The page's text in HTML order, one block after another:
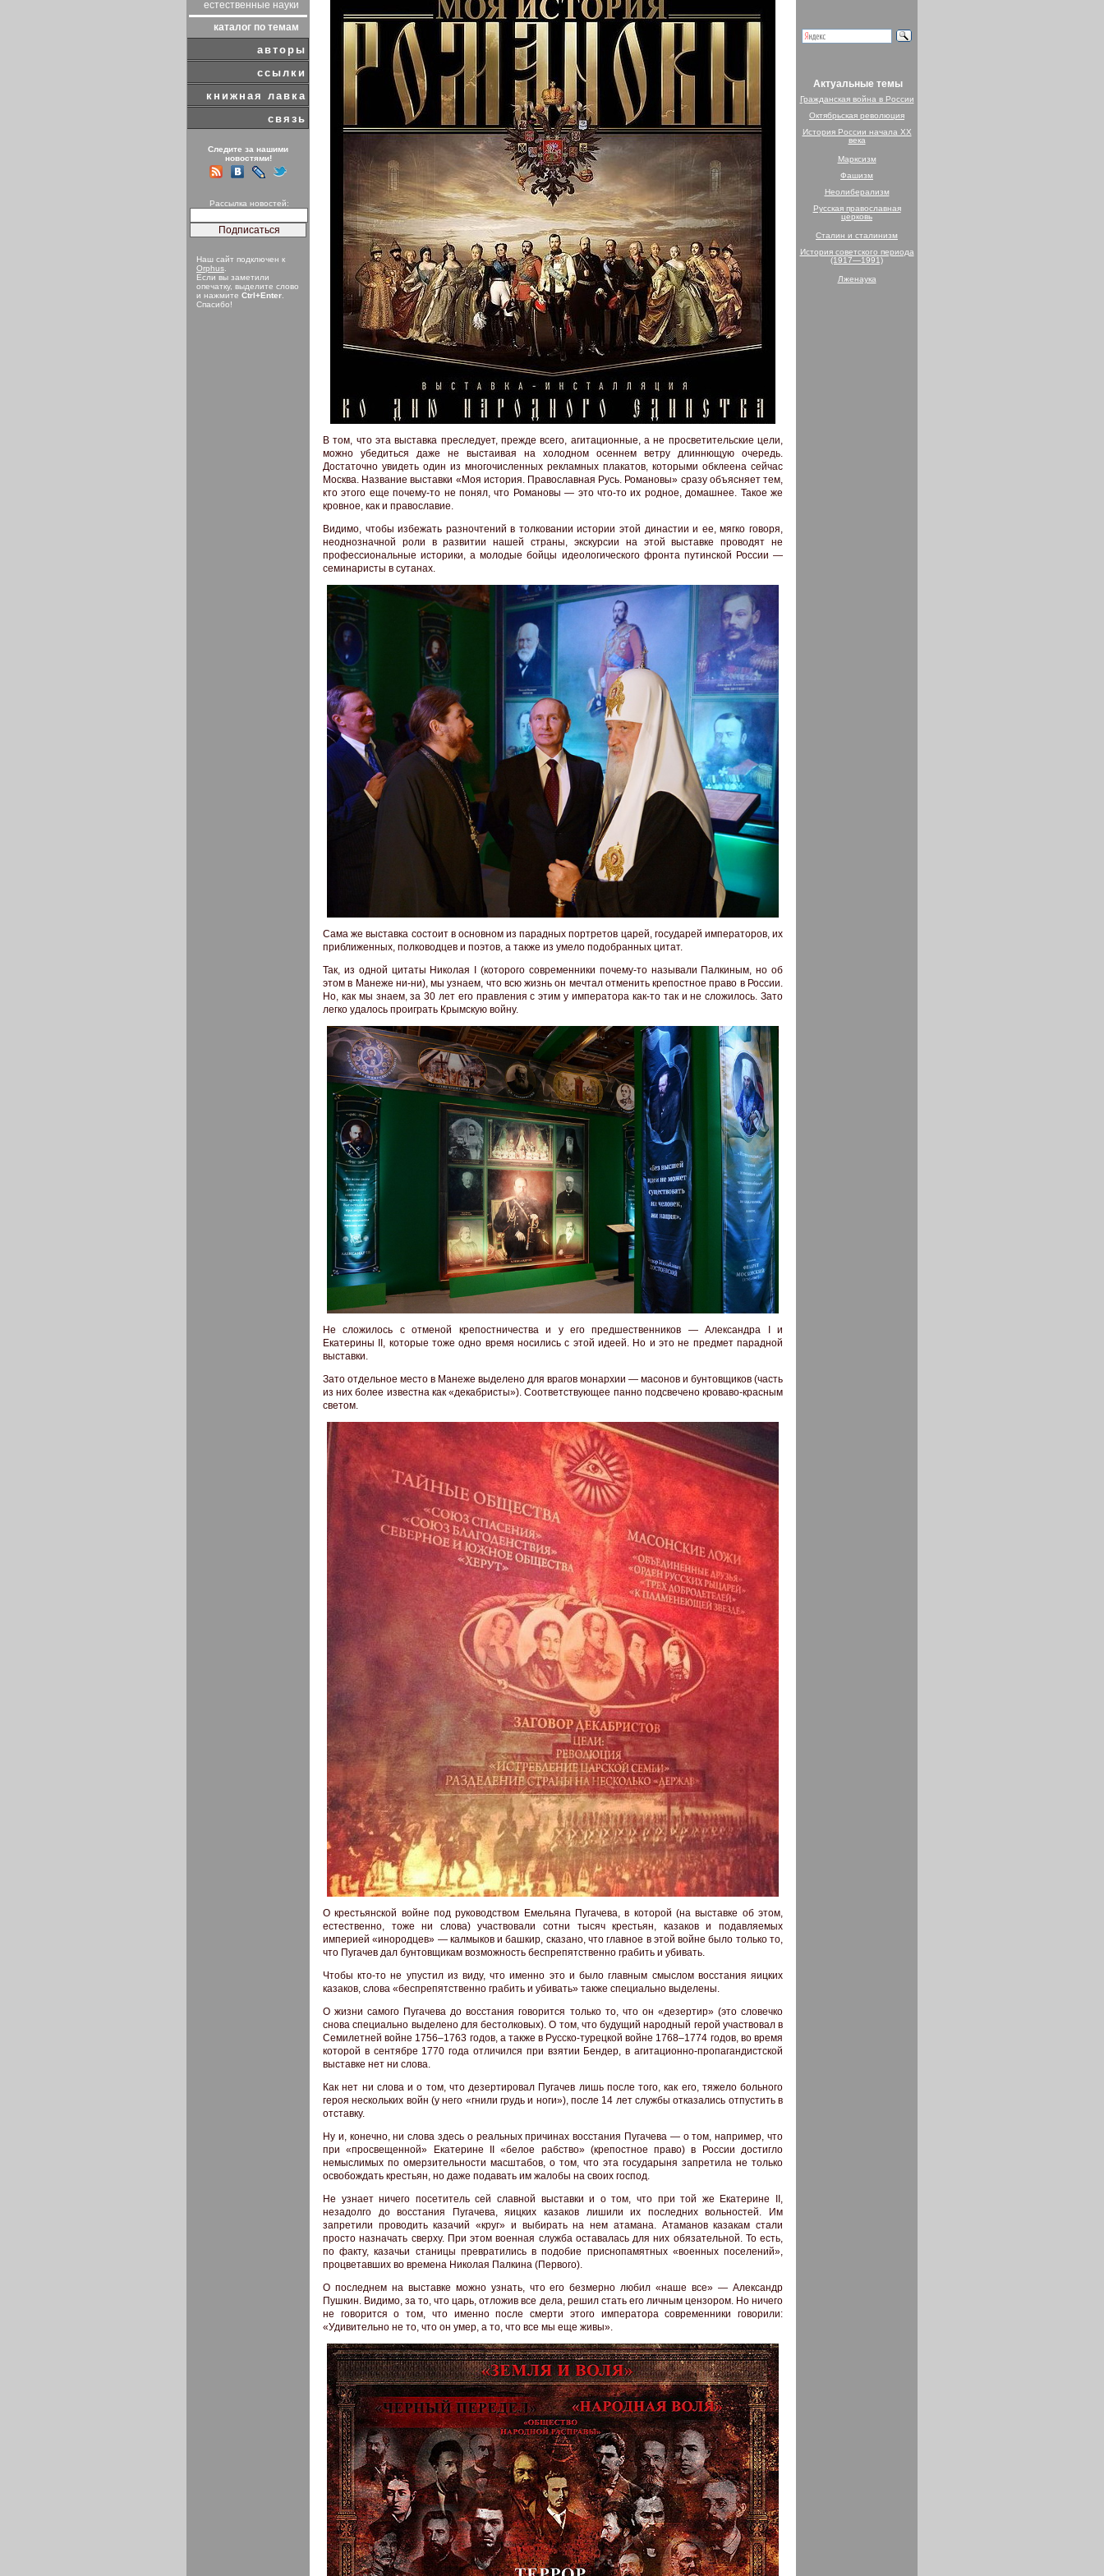
естественные науки
каталог по темам
авторы
ссылки
книжная лавка
связь
Следите за нашими
новостями!
Рассылка новостей:
Наш сайт подключен к
Orphus
Если вы заметили
опечатку, выделите слово
и нажмите Ctrl+Enter
Спасибо!
В том, что эта выставка преследует, прежде всего, агитационные, а не просветительские цели,
можно убедиться даже не выстаивая на холодном осеннем ветру длиннющую очередь.
Достаточно увидеть один из многочисленных рекламных плакатов, которыми обклеена сейчас
Москва. Название выставки «Моя история. Православная Русь. Романовы» сразу объясняет тем,
кто этого еще почему-то не понял, что Романовы — это что-то их родное, домашнее. Такое же
кровное, как и православие.
Видимо, чтобы избежать разночтений в толковании истории этой династии и ее, мягко говоря,
неоднозначной роли в развитии нашей страны, экскурсии на этой выставке проводят не
профессиональные историки, а молодые бойцы идеологического фронта путинской России —
семинаристы в сутанах.
Сама же выставка состоит в основном из парадных портретов царей, государей императоров, их
приближенных, полководцев и поэтов, а также из умело подобранных цитат.
Так, из одной цитаты Николая I (которого современники почему-то называли Палкиным, но об
этом в Манеже ни-ни), мы узнаем, что всю жизнь он мечтал отменить крепостное право в России.
Но, как мы знаем, за 30 лет его правления с этим у императора как-то так и не сложилось. Зато
легко удалось проиграть Крымскую войну.
Не сложилось с отменой крепостничества и у его предшественников — Александра I и
Екатерины II, которые тоже одно время носились с этой идеей. Но и это не предмет парадной
выставки.
Зато отдельное место в Манеже выделено для врагов монархии — масонов и бунтовщиков (часть
из них более известна как «декабристы»). Соответствующее панно подсвечено кроваво-красным
светом.
О крестьянской войне под руководством Емельяна Пугачева, в которой (на выставке об этом,
естественно, тоже ни слова) участвовали сотни тысяч крестьян, казаков и подавляемых
империей «инородцев» — калмыков и башкир, сказано, что главное в этой войне было только то,
что Пугачев дал бунтовщикам возможность беспрепятственно грабить и убивать.
Чтобы кто-то не упустил из виду, что именно это и было главным смыслом восстания яицких
казаков, слова «беспрепятственно грабить и убивать» также специально выделены.
О жизни самого Пугачева до восстания говорится только то, что он «дезертир» (это словечко
снова специально выделено для бестолковых). О том, что будущий народный герой участвовал в
Семилетней войне 1756–1763 годов, а также в Русско-турецкой войне 1768–1774 годов, во время
которой в сентябре 1770 года отличился при взятии Бендер, в агитационно-пропагандистской
выставке нет ни слова.
Как нет ни слова и о том, что дезертировал Пугачев лишь после того, как его, тяжело больного
героя нескольких войн (у него «гнили грудь и ноги»), после 14 лет службы отказались отпустить в
отставку.
Ну и, конечно, ни слова здесь о реальных причинах восстания Пугачева — о том, например, что
при «просвещенной» Екатерине II «белое рабство» (крепостное право) в России достигло
немыслимых по омерзительности масштабов, о том, что эта государыня запретила не только
освобождать крестьян, но даже подавать им жалобы на своих господ.
Не узнает ничего посетитель сей славной выставки и о том, что при той же Екатерине II,
незадолго до восстания Пугачева, яицких казаков лишили их последних вольностей. Им
запретили проводить казачий «круг» и выбирать на нем атамана. Атаманов казакам стали
просто назначать сверху. При этом военная служба оставалась для них обязательной. То есть,
по факту, казачьи станицы превратились в подобие приснопамятных «военных поселений»,
процветавших во времена Николая Палкина (Первого).
О последнем на выставке можно узнать, что его безмерно любил «наше все» — Александр
Пушкин. Видимо, за то, что царь, отложив все дела, решил стать его личным цензором. Но ничего
не говорится о том, что именно после смерти этого императора современники говорили:
«Удивительно не то, что он умер, а то, что все мы еще живы».
Актуальные темы
Гражданская война в России
Октябрьская революция
История России начала XX
века
Марксизм
Фашизм
Неолиберализм
Русская православная
церковь
Сталин и сталинизм
История советского периода
(1917—1991)
Лженаука